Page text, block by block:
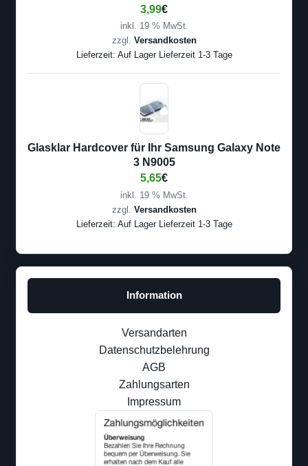
3,99€
inkl. 19 % MwSt.
zzgl. Versandkosten
Lieferzeit: Auf Lager Lieferzeit 1-3 Tage
Glasklar Hardcover für Ihr Samsung Galaxy Note
3 N9005
5,65€
inkl. 19 % MwSt.
zzgl. Versandkosten
Lieferzeit: Auf Lager Lieferzeit 1-3 Tage
Information
Versandarten
Datenschutzbelehrung
AGB
Zahlungsarten
Impressum